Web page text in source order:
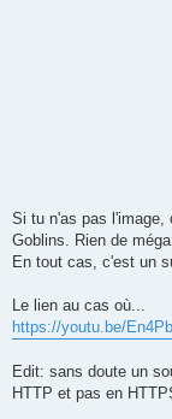
Si tu n'as pas l'image,
Goblins. Rien de
En tout cas, c'est un
Le lien au cas où...
https://youtu.be/
Edit: sans doute un
HTTP et pas en